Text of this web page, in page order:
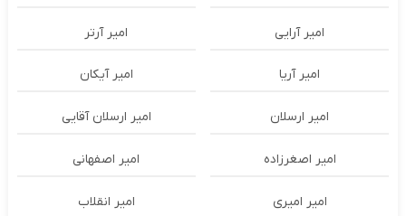
امیر آرایی امیر آرتر
امیر آریا امیر آیکان
امیر ارسلان امیر ارسلان آقایی
امیر اصغرزاده امیر اصفهانی
امیر امیری امیر انقلاب